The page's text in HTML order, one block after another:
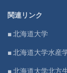
関連リンク
■ 北海道大学
■ 北海道大学水産
■ 北海道大学北方